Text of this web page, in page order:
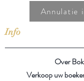
Annulatie
Info
Over
Verkoop uw